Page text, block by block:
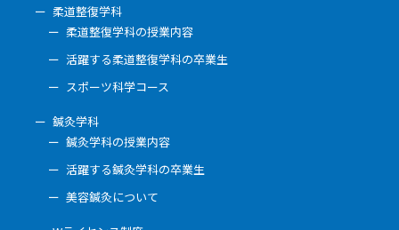
柔道整復学科
柔道整復学科の授業内容
活躍する柔道整復学科の卒業生
スポーツ科学コース
鍼灸学科
鍼灸学科の授業内容
活躍する鍼灸学科の卒業生
美容鍼灸について